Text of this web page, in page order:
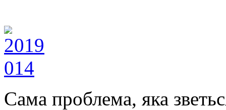
Сама проблема, яка